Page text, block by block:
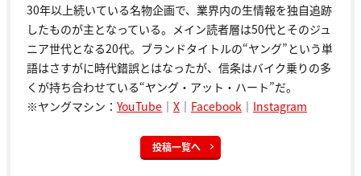
30年以上続いている名物企画で、業界内の生情報を独自追跡
したものが主となっている。メイン読者層は50代とそのジュ
ニア世代となる20代。ブランドタイトルの“ヤング”という単
語はさすがに時代錯誤とはなったが、信条はバイク乗りの多
くが持ち合わせている“ヤング・アット・ハート”だ。
※ヤングマシン： YouTube ｜ X ｜ Facebook ｜ Instagram
投稿一覧へ